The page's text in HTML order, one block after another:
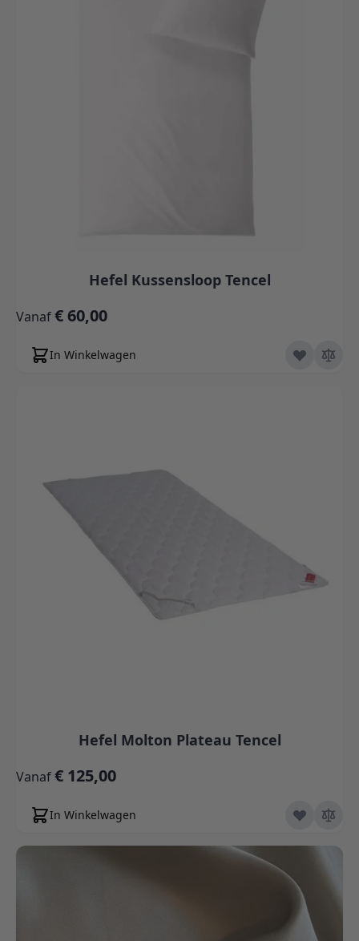
Hefel Kussensloop Tencel
Vanaf€ 60,00
In Winkelwagen
Hefel Molton Plateau Tencel
Vanaf€ 125,00
In Winkelwagen